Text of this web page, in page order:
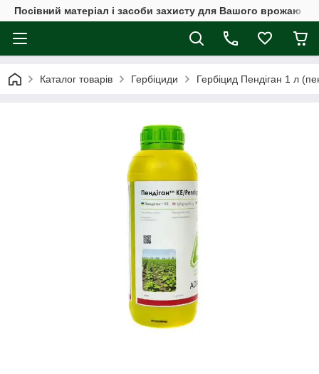
Посівний матеріал і засоби захисту для Вашого врожаю
Каталог товарів Гербіциди Гербіцид Пендіган 1 л